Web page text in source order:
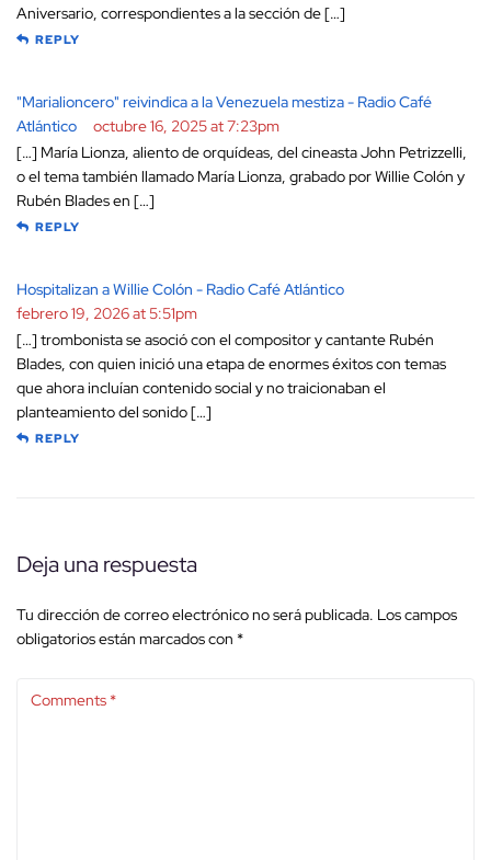
Aniversario, correspondientes a la sección de […]
REPLY
"Marialioncero" reivindica a la Venezuela mestiza - Radio Café
Atlántico
octubre 16, 2025 at 7:23pm
[…] María Lionza, aliento de orquídeas, del cineasta John Petrizzelli,
o el tema también llamado María Lionza, grabado por Willie Colón y
Rubén Blades en […]
REPLY
Hospitalizan a Willie Colón - Radio Café Atlántico
febrero 19, 2026 at 5:51pm
[…] trombonista se asoció con el compositor y cantante Rubén
Blades, con quien inició una etapa de enormes éxitos con temas
que ahora incluían contenido social y no traicionaban el
planteamiento del sonido […]
REPLY
Deja una respuesta
Tu dirección de correo electrónico no será publicada. Los campos
obligatorios están marcados con *